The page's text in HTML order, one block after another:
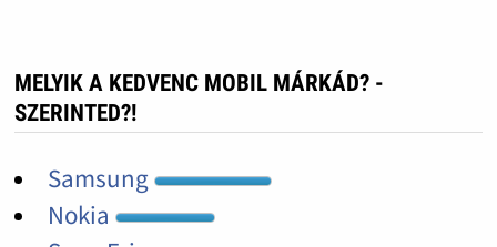
MELYIK A KEDVENC MOBIL MÁRKÁD? -
SZERINTED?!
Samsung
Nokia